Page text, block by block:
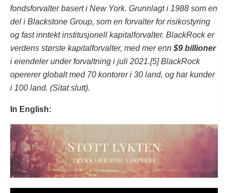
fondsforvalter basert i New York. Grunnlagt i 1988 som en
del i Blackstone Group, som en forvalter for risikostyring
og fast inntekt institusjonell kapitalforvalter. BlackRock er
verdens største kapitalforvalter, med mer enn $9 billioner
i eiendeler under forvaltning i juli 2021.[5] BlackRock
opererer globalt med 70 kontorer i 30 land, og har kunder
i 100 land. (Sitat slutt).
In English: